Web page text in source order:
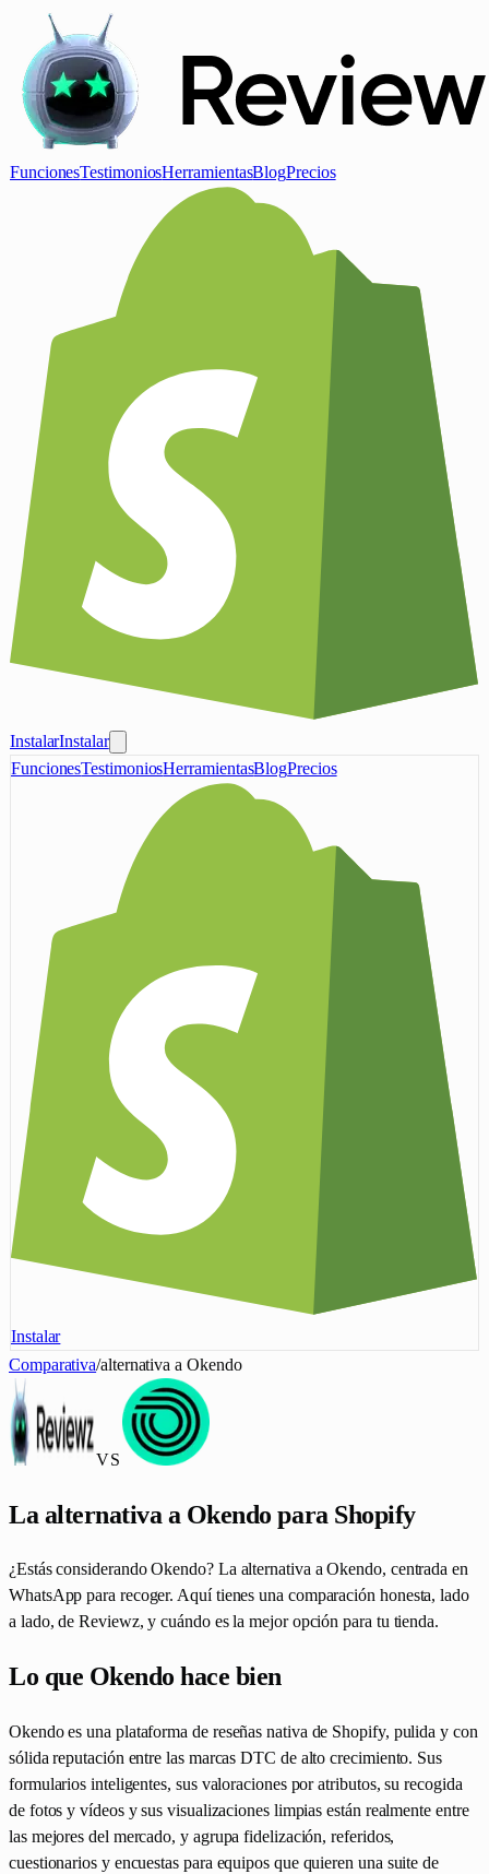
FuncionesTestimoniosHerramientasBlogPrecios
InstalarInstalar
FuncionesTestimoniosHerramientasBlogPrecios
Instalar
Comparativa/alternativa a Okendo
VS
La alternativa a Okendo para Shopify
¿Estás considerando Okendo? La alternativa a Okendo, centrada en
WhatsApp para recoger. Aquí tienes una comparación honesta, lado
a lado, de Reviewz, y cuándo es la mejor opción para tu tienda.
Lo que Okendo hace bien
Okendo es una plataforma de reseñas nativa de Shopify, pulida y con
sólida reputación entre las marcas DTC de alto crecimiento. Sus
formularios inteligentes, sus valoraciones por atributos, su recogida
de fotos y vídeos y sus visualizaciones limpias están realmente entre
las mejores del mercado, y agrupa fidelización, referidos,
cuestionarios y encuestas para equipos que quieren una suite de